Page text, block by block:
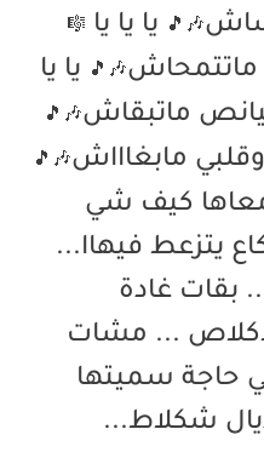
🎶
🎵 يا يا يا 🎼
ماتتمحاش🎶
🎵
يا يا
ماتبقاش🎶
🎵
مابغاااش🎶
🎵
كيف شي
يتزعط فيهاا...
بقات غادة
... مشات
حاجة سميتها
شكلاط...